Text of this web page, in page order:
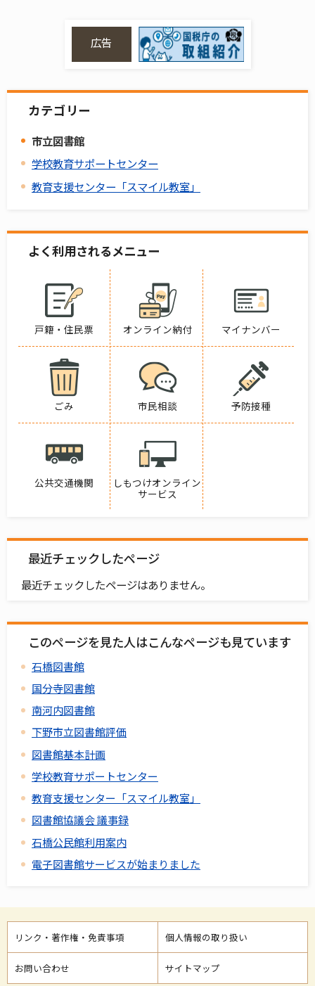
広告
カテゴリー
市立図書館
学校教育サポートセンター
教育支援センター「スマイル教室」
よく利用されるメニュー
戸籍・住民票 オンライン納付 マイナンバー
ごみ 市民相談 予防接種
公共交通機関
しもつけオンライン
サービス
最近チェックしたページ
最近チェックしたページはありません。
このページを見た人はこんなページも見ています
石橋図書館
国分寺図書館
南河内図書館
下野市立図書館評価
図書館基本計画
学校教育サポートセンター
教育支援センター「スマイル教室」
図書館協議会 議事録
石橋公民館利用案内
電子図書館サービスが始まりました
リンク・著作権・免責事項 個人情報の取り扱い
お問い合わせ サイトマップ